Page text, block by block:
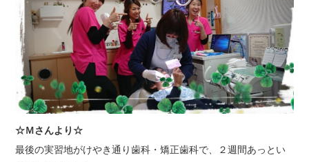
☆Ｍさんより☆
最後の実習地がけやき通り歯科・矯正歯科で、２週間あっとい